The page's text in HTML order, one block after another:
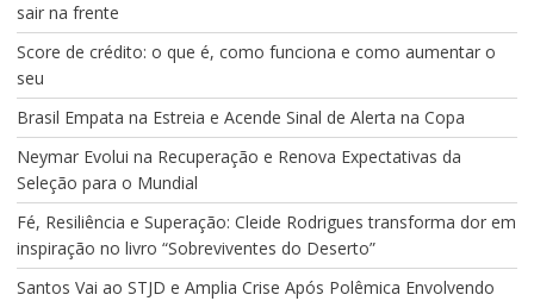
sair na frente
Score de crédito: o que é, como funciona e como aumentar o
seu
Brasil Empata na Estreia e Acende Sinal de Alerta na Copa
Neymar Evolui na Recuperação e Renova Expectativas da
Seleção para o Mundial
Fé, Resiliência e Superação: Cleide Rodrigues transforma dor em
inspiração no livro “Sobreviventes do Deserto”
Santos Vai ao STJD e Amplia Crise Após Polêmica Envolvendo